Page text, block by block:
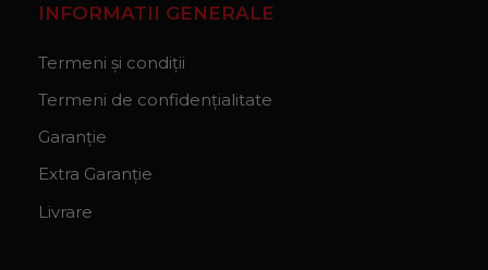
INFORMATII GENERALE
Termeni și condiții
Termeni de confidențialitate
Garanție
Extra Garanție
Livrare